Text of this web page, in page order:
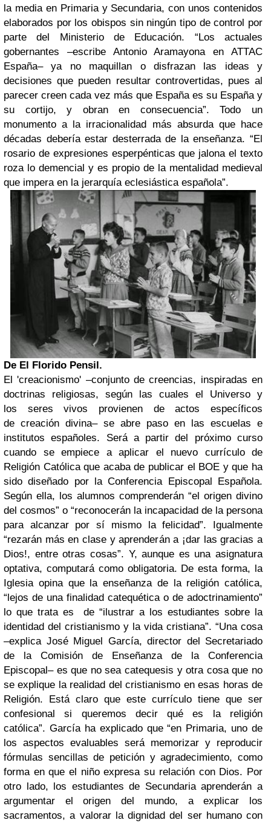
la media en Primaria y Secundaria, con unos contenidos
elaborados por los obispos sin ningún tipo de control por
parte del Ministerio de Educación. “Los actuales
gobernantes –escribe Antonio Aramayona en ATTAC
España– ya no maquillan o disfrazan las ideas y
decisiones que pueden resultar controvertidas, pues al
parecer creen cada vez más que España es su España y
su cortijo, y obran en consecuencia”. Todo un
monumento a la irracionalidad más absurda que hace
décadas debería estar desterrada de la enseñanza. “El
rosario de expresiones esperpénticas que jalona el texto
roza lo demencial y es propio de la mentalidad medieval
que impera en la jerarquía eclesiástica española”.
De El Florido Pensil.
El 'creacionismo' –conjunto decreencias, inspiradas en
doctrinas religiosas, según las cuales el Universo y
los seres vivos provienen de actos específicos
de creación divina– se abre paso en las escuelas e
institutos españoles. Será a partir del próximo curso
cuando se empiece a aplicar el nuevo currículo de
Religión Católica que acaba de publicar el BOE y que ha
sido diseñado por la Conferencia Episcopal Española.
Según ella, los alumnos comprenderán “el origen divino
del cosmos” o “reconocerán la incapacidad de la persona
para alcanzar por sí mismo la felicidad”. Igualmente
“rezarán más en clase y aprenderán a ¡dar las gracias a
Dios!, entre otras cosas”. Y, aunque es una asignatura
optativa, computará como obligatoria. De esta forma, la
Iglesia opina que la enseñanza de la religión católica,
“lejos de una finalidad catequética o de adoctrinamiento”
lo que trata es de “ilustrar a los estudiantes sobre la
identidad del cristianismo y la vida cristiana”. “Una cosa
–explica José Miguel García, director del Secretariado
de la Comisión de Enseñanza de la Conferencia
Episcopal– es que no sea catequesis y otra cosa que no
se explique la realidad del cristianismo en esas horas de
Religión. Está claro que este currículo tiene que ser
confesional si queremos decir qué es la religión
católica”. García ha explicado que “en Primaria, uno de
los aspectos evaluables será memorizar y reproducir
fórmulas sencillas de petición y agradecimiento, como
forma en que el niño expresa su relación con Dios. Por
otro lado, los estudiantes de Secundaria aprenderán a
argumentar el origen del mundo, a explicar los
sacramentos, a valorar la dignidad del ser humano con